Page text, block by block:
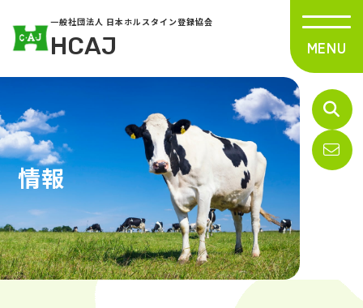
一般社団法人 日本ホルスタイン登録協会
HCAJ
情報